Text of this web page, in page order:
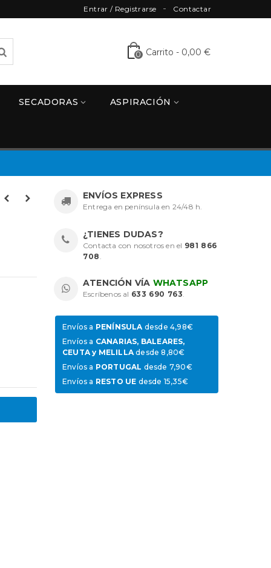
Contactar
Entrar / Registrarse
0 Carrito - 0,00 €
SECADORAS ASPIRACIÓN
ENVÍOS EXPRESS
Entrega en península en 24/48 h.
¿TIENES DUDAS?
Contacta con nosotros en el 981 866
708 .
ATENCIÓN VÍA WHATSAPP
Escríbenos al 633 690 763.
Envíos a PENÍNSULAdesde 4,98€
Envíos a CANARIAS, BALEARES,
CEUTA y MELILLAdesde 8,80€
Envíos a PORTUGAL desde 7,90€
Envíos a RESTO UE desde 15,35€